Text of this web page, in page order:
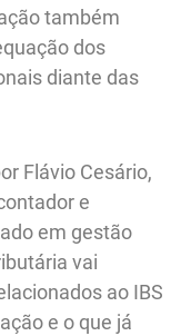
também
dos
diante das
Flávio Cesário,
e
em gestão
vai
ao IBS
e o que já